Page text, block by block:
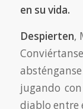
en su vida.
Despierten,
jugando
diablo entre